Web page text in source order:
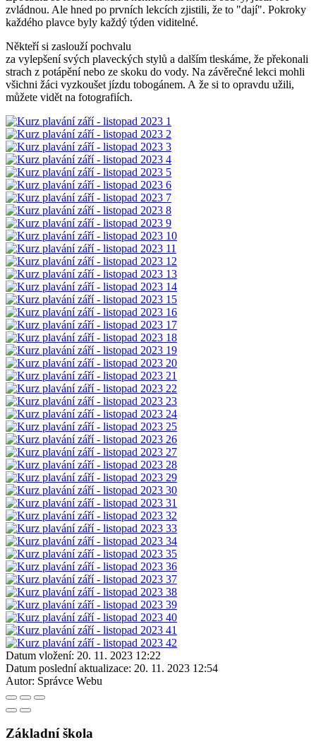
zvládnou. Ale hned po prvních lekcích zjistili, že to "dají". Pokroky
každého plavce byly každý týden viditelné.
Někteří si zaslouží pochvalu
za vylepšení svých plaveckých stylů a dalším tleskáme, že překonali
strach z potápění nebo ze skoku do vody. Na závěrečné lekci mohli
všichni žáci vyzkoušet jízdu tobogánem. A že si to opravdu užili,
můžete vidět na fotografiích.
Datum vložení: 20. 11. 2023 12:22
Datum poslední aktualizace: 20. 11. 2023 12:54
Autor: Správce Webu
Základní škola